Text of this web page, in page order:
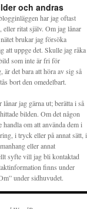
och andras
har jag oftast
eller ritat själv. Om jag lånar
brukar jag försöka
att uppge det. Skulle jag råka
som inte är fri för
är det bara att höra av sig så
bort den omedelbart.
lånar jag gärna ut; berätta i så
bilden. Om det någon
handla om att använda dem i
i tryck eller på annat sätt, i
eller annat
syfte vill jag bli kontaktad
finns under
under sidhuvudet.